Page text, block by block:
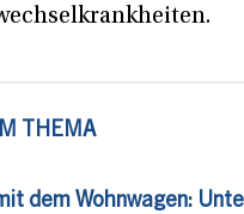
THEMA
dem Wohnwagen: